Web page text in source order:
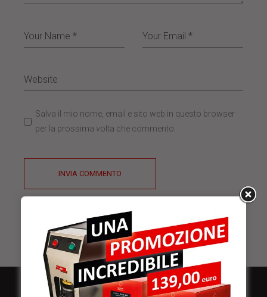
Salva il mio nome, email e sito web in questo browser
per la prossima volta che commento.
INVIA COMMENTO